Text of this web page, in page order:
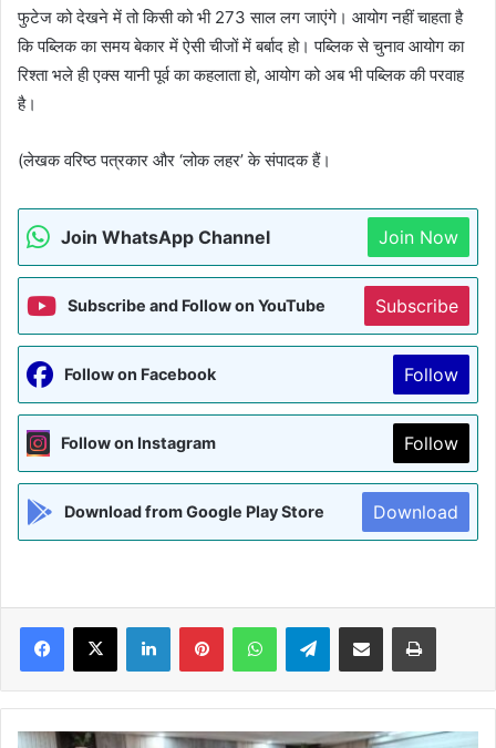
फुटेज को देखने में तो किसी को भी 273 साल लग जाएंगे। आयोग नहीं चाहता है
कि पब्लिक का समय बेकार में ऐसी चीजों में बर्बाद हो। पब्लिक से चुनाव आयोग का
रिश्ता भले ही एक्स यानी पूर्व का कहलाता हो, आयोग को अब भी पब्लिक की परवाह
है।
(लेखक वरिष्ठ पत्रकार और ‘लोक लहर’ के संपादक हैं।
Join WhatsApp Channel Join Now
Subscribe and Follow on YouTube Subscribe
Follow on Facebook Follow
Follow on Instagram Follow
Download from Google Play Store Download
Facebook
X LinkedInPinterestWhatsAppTelegramShare via Email Print
निर्वाचक